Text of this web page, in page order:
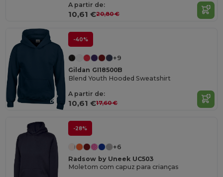
A partir de:
10,61 €20,80 €
-40%
+9
Gildan GI18500B
Blend Youth Hooded Sweatshirt
A partir de:
10,61 €17,60 €
-28%
+6
Radsow by Uneek UC503
Moletom com capuz para crianças